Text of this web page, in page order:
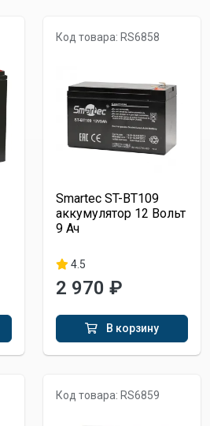
Код товара: RS6858
Smartec ST-BT109
аккумулятор 12 Вольт
9 Ач
4.5
2 970 ₽
В корзину
Код товара: RS6859